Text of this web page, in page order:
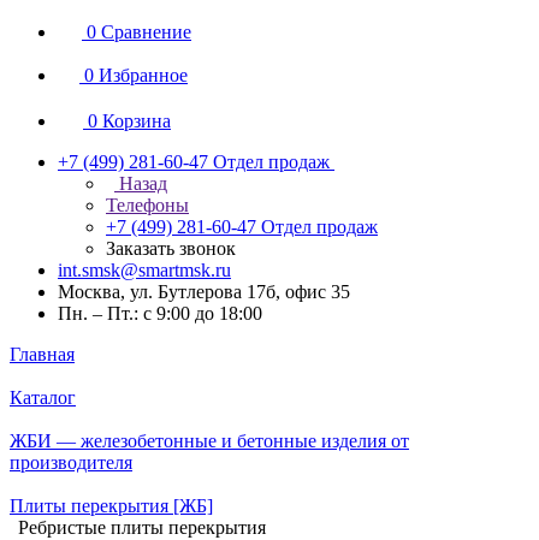
0 Сравнение
0 Избранное
0 Корзина
+7 (499) 281-60-47 Отдел продаж
Назад
Телефоны
+7 (499) 281-60-47 Отдел продаж
Заказать звонок
int.smsk@smartmsk.ru
Москва, ул. Бутлерова 17б, офис 35
Пн. – Пт.: с 9:00 до 18:00
Главная
Каталог
ЖБИ — железобетонные и бетонные изделия от
производителя
Плиты перекрытия [ЖБ]
Ребристые плиты перекрытия